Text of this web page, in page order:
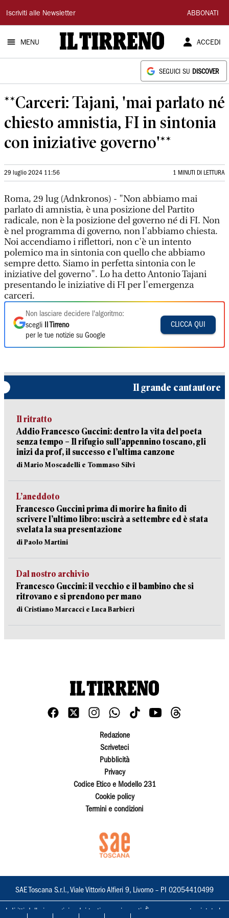
Il
Tirreno
Iscriviti alle Newsletter ABBONATI
MENU ACCEDI
SEGUICI SU DISCOVER
**Carceri: Tajani, 'mai parlato né
chiesto amnistia, FI in sintonia
con iniziative governo'**
29 luglio 2024 11:56 1 MINUTI DI LETTURA
Roma, 29 lug (Adnkronos) - "Non abbiamo mai
parlato di amnistia, è una posizione del Partito
radicale, non è la posizione del governo né di FI. Non
è nel programma di governo, non l'abbiamo chiesta.
Noi accendiamo i riflettori, non c'è un intento
polemico ma in sintonia con quello che abbiamo
sempre detto. Siamo in perfetta sintonia con le
iniziative del governo". Lo ha detto Antonio Tajani
presentando le iniziative di FI per l'emergenza
carceri.
Non lasciare decidere l'algoritmo:
scegli
Il Tirreno
per le tue notizie su Google
CLICCA QUI
Il grande cantautore
Il ritratto
Addio Francesco Guccini: dentro la vita del poeta
senza tempo – Il rifugio sull’appennino toscano, gli
inizi da prof, il successo e l’ultima canzone
di Mario Moscadelli e Tommaso Silvi
L’aneddoto
Francesco Guccini prima di morire ha finito di
scrivere l’ultimo libro: uscirà a settembre ed è stata
svelata la sua presentazione
di Paolo Martini
Dal nostro archivio
Francesco Guccini: il vecchio e il bambino che si
ritrovano e si prendono per mano
di Cristiano Marcacci e Luca Barbieri
Redazione
Scriveteci
Pubblicità
Privacy
Codice Etico e Modello 231
Cookie policy
Termini e condizioni
SAE Toscana S.r.l., Viale Vittorio Alfieri 9, Livorno – PI 02054410499
I diritti delle immagini e dei testi sono riservati. È espressamente vietata la